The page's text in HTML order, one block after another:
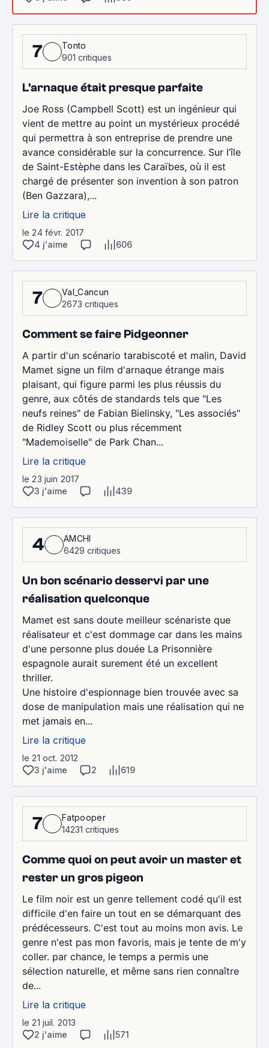
7
Tonto
901 critiques
L'arnaque était presque parfaite
Joe Ross (Campbell Scott) est un ingénieur qui
vient de mettre au point un mystérieux procédé
qui permettra à son entreprise de prendre une
avance considérable sur la concurrence. Sur l’île
de Saint-Estèphe dans les Caraïbes, où il est
chargé de présenter son invention à son patron
(Ben Gazzara),...
Lire la critique
le 24 févr. 2017
4 j'aime
606
7
Val_Cancun
2673 critiques
Comment se faire Pidgeonner
A partir d'un scénario tarabiscoté et malin, David
Mamet signe un film d'arnaque étrange mais
plaisant, qui figure parmi les plus réussis du
genre, aux côtés de standards tels que "Les
neufs reines" de Fabian Bielinsky, "Les associés"
de Ridley Scott ou plus récemment
"Mademoiselle" de Park Chan...
Lire la critique
le 23 juin 2017
3 j'aime
439
4
AMCHI
6429 critiques
Un bon scénario desservi par une
réalisation quelconque
Mamet est sans doute meilleur scénariste que
réalisateur et c'est dommage car dans les mains
d'une personne plus douée La Prisonnière
espagnole aurait surement été un excellent
thriller.
Une histoire d'espionnage bien trouvée avec sa
dose de manipulation mais une réalisation qui ne
met jamais en...
Lire la critique
le 21 oct. 2012
3 j'aime
2 619
7
Fatpooper
14231 critiques
Comme quoi on peut avoir un master et
rester un gros pigeon
Le film noir est un genre tellement codé qu'il est
difficile d'en faire un tout en se démarquant des
prédécesseurs. C'est tout au moins mon avis. Le
genre n'est pas mon favoris, mais je tente de m'y
coller. par chance, le temps a permis une
sélection naturelle, et même sans rien connaître
de...
Lire la critique
le 21 juil. 2013
2 j'aime
571